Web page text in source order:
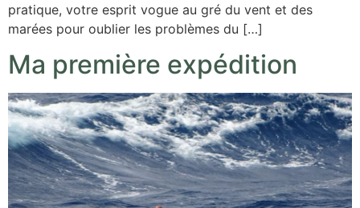
pratique, votre esprit vogue au gré du vent et des
marées pour oublier les problèmes du […]
Ma première expédition